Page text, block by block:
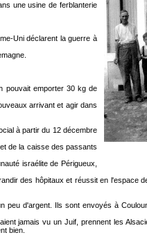
une usine de ferblanterie
Uni déclarent la guerre à
pouvait emporter 30 kg de
arrivant et agir dans
à partir du 12 décembre
de la caisse des passants
israélite de Périgueux,
des hôpitaux et réussit en l'espace
d'argent. Ils sont envoyés à
jamais vu un Juif, prennent les
bien.